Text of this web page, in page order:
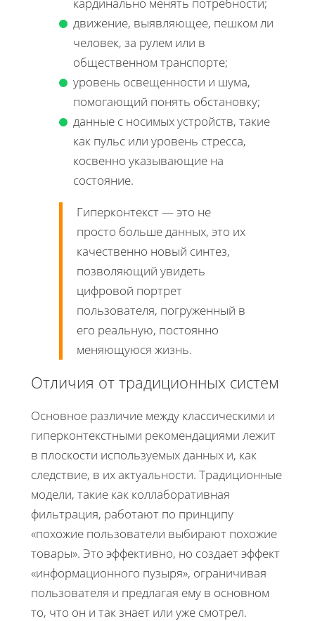
движение, выявляющее, пешком ли
человек, за рулем или в
общественном транспорте;
уровень освещенности и шума,
помогающий понять обстановку;
данные с носимых устройств, такие
как пульс или уровень стресса,
косвенно указывающие на
состояние.
Гиперконтекст — это не
просто больше данных, это их
качественно новый синтез,
позволяющий увидеть
цифровой портрет
пользователя, погруженный в
его реальную, постоянно
меняющуюся жизнь.
Отличия от традиционных систем
Основное различие между классическими и
гиперконтекстными рекомендациями лежит
в плоскости используемых данных и, как
следствие, в их актуальности. Традиционные
модели, такие как коллаборативная
фильтрация, работают по принципу
«похожие пользователи выбирают похожие
товары». Это эффективно, но создает эффект
«информационного пузыря», ограничивая
пользователя и предлагая ему в основном
то, что он и так знает или уже смотрел.